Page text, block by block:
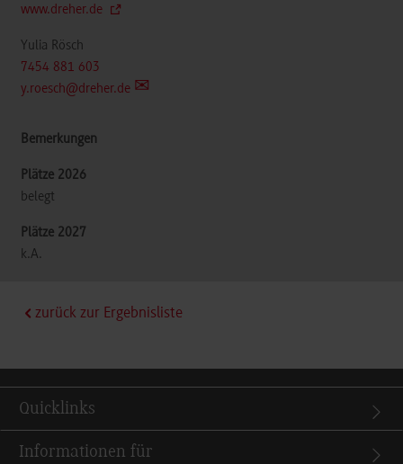
www.dreher.de
Yulia Rösch
7454 881 603
y.roesch@dreher.de
belegt
k.A.
zurück zur Ergebnisliste
Quicklinks
Informationen für